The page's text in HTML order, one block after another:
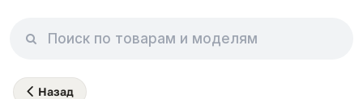
Назад